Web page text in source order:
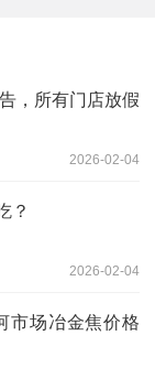
，所有门店放假
2026-02-04
？
2026-02-04
市场冶金焦价格